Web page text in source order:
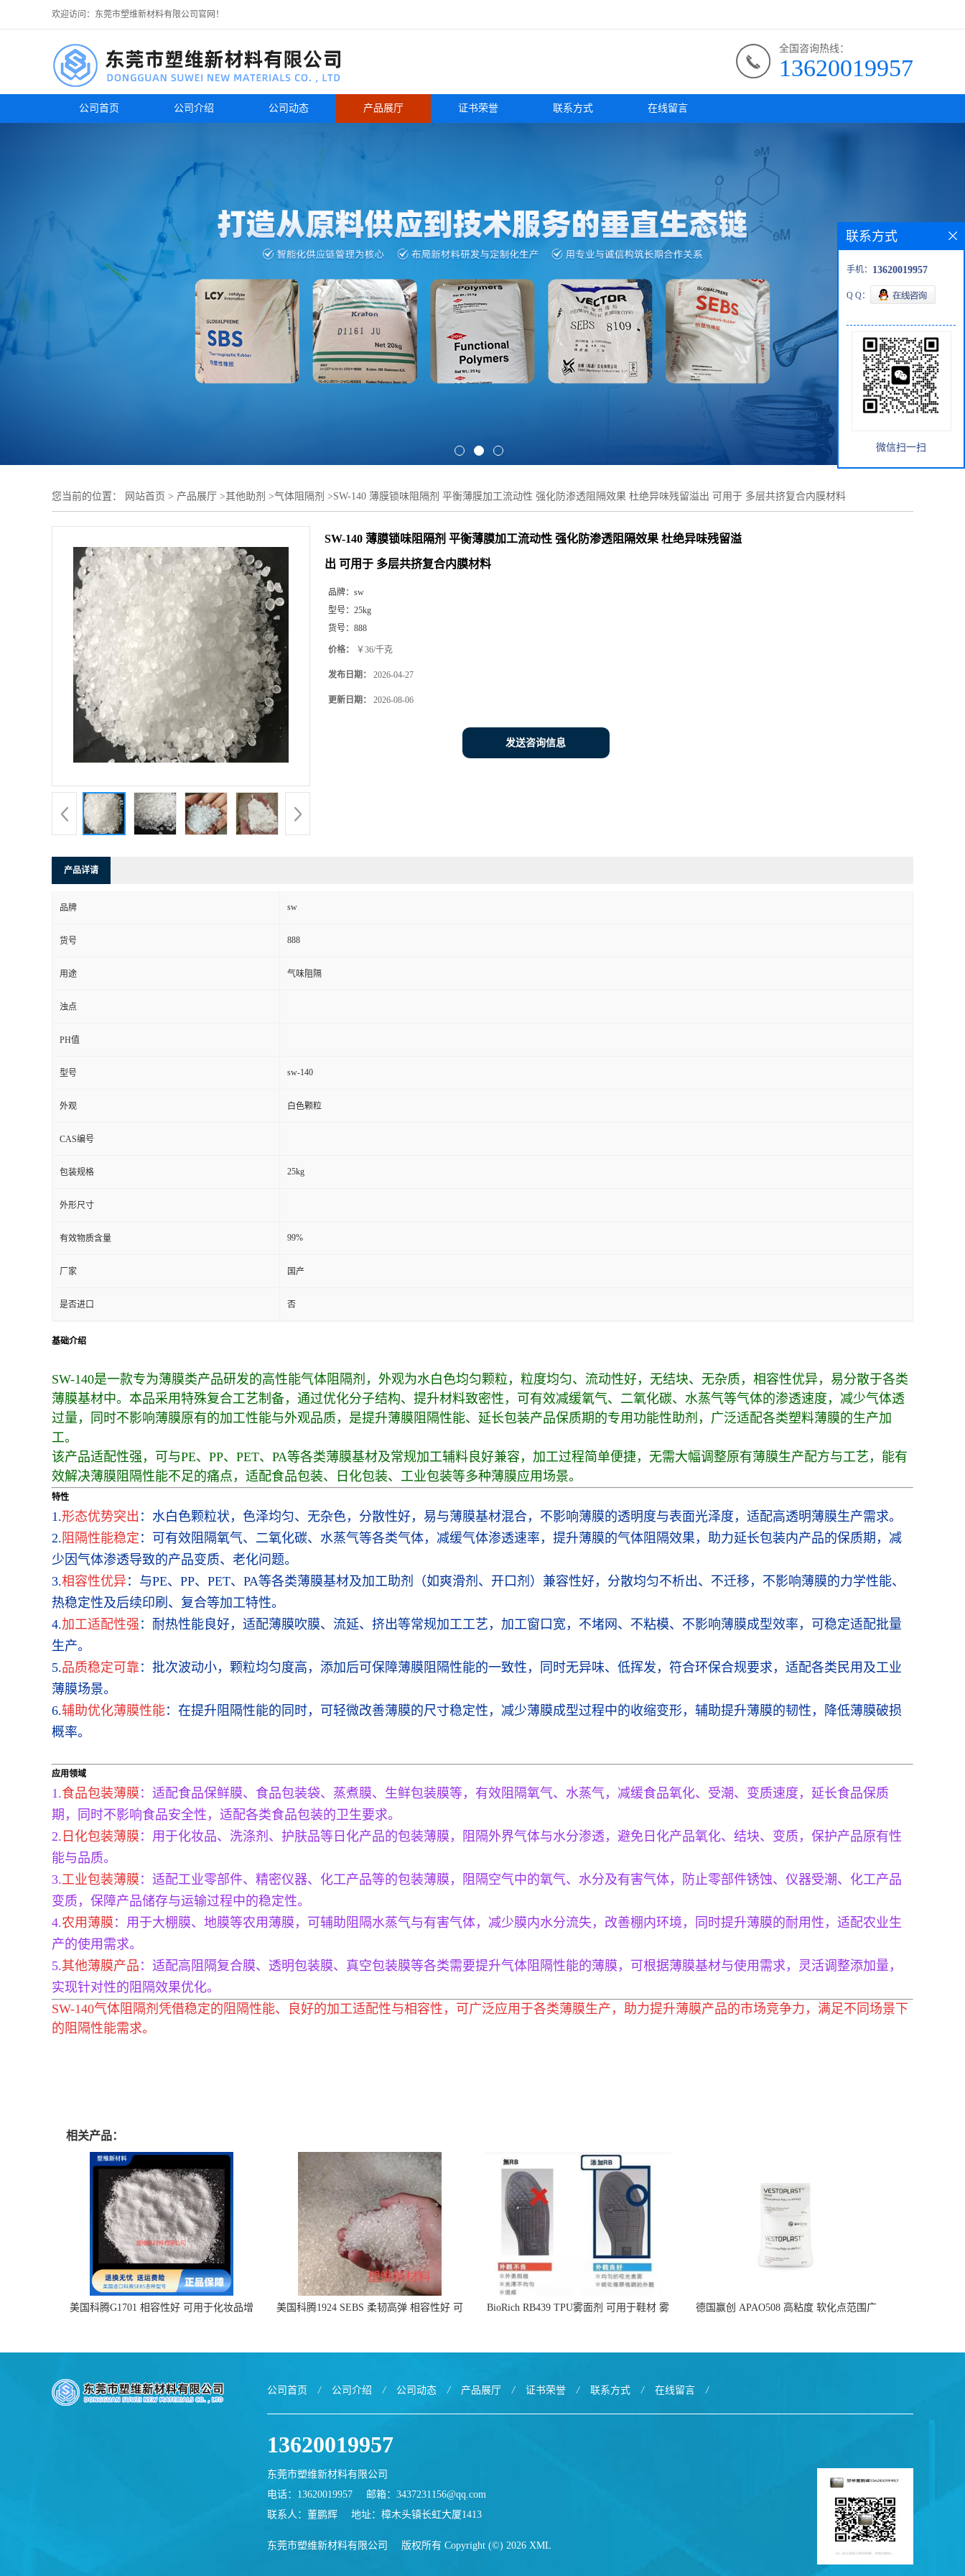
欢迎访问：东莞市塑维新材料有限公司官网！
全国咨询热线：
13620019957
公司首页 公司介绍 公司动态 产品展厅 证书荣誉 联系方式 在线留言
您当前的位置： 网站首页 > 产品展厅 >其他助剂 >气体阻隔剂 >SW-140 薄膜锁味阻隔剂 平衡薄膜加工流动性 强化防渗透阻隔效果 杜绝异味残留溢出 可用于 多层共挤复合内膜材料
SW-140 薄膜锁味阻隔剂 平衡薄膜加工流动性 强化防渗透阻隔效果 杜绝异味残留溢
出 可用于 多层共挤复合内膜材料
品牌： sw
型号： 25kg
货号： 888
价格： ￥36/千克
发布日期： 2026-04-27
更新日期： 2026-08-06
发送咨询信息
产品详请
品牌 sw
货号 888
用途 气味阻隔
浊点
PH值
型号 sw-140
外观 白色颗粒
CAS编号
包装规格 25kg
外形尺寸
有效物质含量 99%
厂家 国产
是否进口 否
基础介绍
SW-140是一款专为薄膜类产品研发的高性能气体阻隔剂，外观为水白色均匀颗粒，粒度均匀、流动性好，无结块、无杂质，相容性优异，易分散于各类
薄膜基材中。本品采用特殊复合工艺制备，通过优化分子结构、提升材料致密性，可有效减缓氧气、二氧化碳、水蒸气等气体的渗透速度，减少气体透
过量，同时不影响薄膜原有的加工性能与外观品质，是提升薄膜阻隔性能、延长包装产品保质期的专用功能性助剂，广泛适配各类塑料薄膜的生产加
工。
该产品适配性强，可与PE、PP、PET、PA等各类薄膜基材及常规加工辅料良好兼容，加工过程简单便捷，无需大幅调整原有薄膜生产配方与工艺，能有
效解决薄膜阻隔性能不足的痛点，适配食品包装、日化包装、工业包装等多种薄膜应用场景。
特性
1.形态优势突出 ：水白色颗粒状，色泽均匀、无杂色，分散性好，易与薄膜基材混合，不影响薄膜的透明度与表面光泽度，适配高透明薄膜生产需求。
2. 阻隔性能稳定 ：可有效阻隔氧气、二氧化碳、水蒸气等各类气体，减缓气体渗透速率，提升薄膜的气体阻隔效果，助力延长包装内产品的保质期，减
少因气体渗透导致的产品变质、老化问题。
3.相容性优异 ：与PE、PP、PET、PA等各类薄膜基材及加工助剂（如爽滑剂、开口剂）兼容性好，分散均匀不析出、不迁移，不影响薄膜的力学性能、
热稳定性及后续印刷、复合等加工特性。
4.加工适配性强 ：耐热性能良好，适配薄膜吹膜、流延、挤出等常规加工工艺，加工窗口宽，不堵网、不粘模、不影响薄膜成型效率，可稳定适配批量
生产。
5.品质稳定可靠：批次波动小，颗粒均匀度高，添加后可保障薄膜阻隔性能的一致性，同时无异味、低挥发，符合环保合规要求，适配各类民用及工业
薄膜场景。
6.辅助优化薄膜性能：在提升阻隔性能的同时，可轻微改善薄膜的尺寸稳定性，减少薄膜成型过程中的收缩变形，辅助提升薄膜的韧性，降低薄膜破损
概率。
应用领域
1.食品包装薄膜 ：适配食品保鲜膜、食品包装袋、蒸煮膜、生鲜包装膜等，有效阻隔氧气、水蒸气，减缓食品氧化、受潮、变质速度，延长食品保质
期，同时不影响食品安全性，适配各类食品包装的卫生要求。
2. 日化包装薄膜 ：用于化妆品、洗涤剂、护肤品等日化产品的包装薄膜，阻隔外界气体与水分渗透，避免日化产品氧化、结块、变质，保护产品原有性
能与品质。
3.工业包装薄膜 ：适配工业零部件、精密仪器、化工产品等的包装薄膜，阻隔空气中的氧气、水分及有害气体，防止零部件锈蚀、仪器受潮、化工产品
变质，保障产品储存与运输过程中的稳定性。
4.农用薄膜 ：用于大棚膜、地膜等农用薄膜，可辅助阻隔水蒸气与有害气体，减少膜内水分流失，改善棚内环境，同时提升薄膜的耐用性，适配农业生
产的使用需求。
5.其他薄膜产品 ：适配高阻隔复合膜、透明包装膜、真空包装膜等各类需要提升气体阻隔性能的薄膜，可根据薄膜基材与使用需求，灵活调整添加量，
实现针对性的阻隔效果优化。
SW-140气体阻隔剂凭借稳定的阻隔性能、良好的加工适配性与相容性，可广泛应用于各类薄膜生产，助力提升薄膜产品的市场竞争力，满足不同场景下
的阻隔性能需求。
相关产品：
美国科腾G1701 相容性好 可用于化妆品增
美国科腾1924 SEBS 柔韧高弹 相容性好 可
BioRich RB439 TPU雾面剂 可用于鞋材 雾
德国赢创 APAO508 高粘度 软化点范围广
联系方式
手机： 13620019957
Q Q：
微信扫一扫
公司首页 / 公司介绍 / 公司动态 / 产品展厅 / 证书荣誉 / 联系方式 / 在线留言 /
13620019957
东莞市塑维新材料有限公司
电话：13620019957
邮箱： 3437231156@qq.com
联系人：董鹏辉
地址：樟木头镇长虹大厦1413
东莞市塑维新材料有限公司 版权所有 Copyright (©) 2026 XML